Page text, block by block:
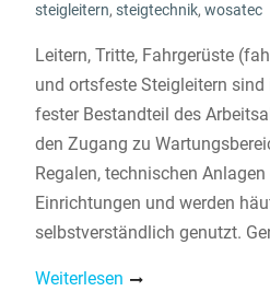
steigleitern, steigtechnik, wosatec
Leitern, Tritte, Fahrgerüste
und ortsfeste Steigleitern sind
fester Bestandteil des
den Zugang zu
Regalen, technischen
Einrichtungen und werden
selbstverständlich genutzt.
Weiterlesen